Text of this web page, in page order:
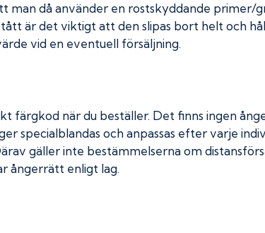
man då använder en rostskyddande primer/
är det viktigt att den slipas bort helt och
vid en eventuell försäljning.
färgkod när du beställer. Det finns ingen
specialblandas och anpassas efter varje
gäller inte bestämmelserna om
ångerrätt enligt lag.